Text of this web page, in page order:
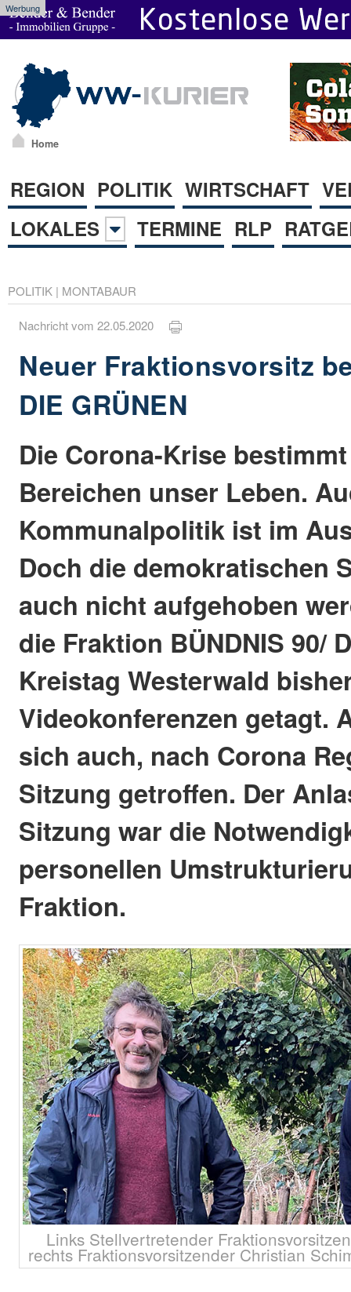
Werbung
Home
REGION POLITIK WIRTSCHAFT
LOKALES
TERMINE RLP
POLITIK | MONTABAUR
Nachricht vom 22.05.2020
Neuer Fraktionsvorsitz
DIE GRÜNEN
Die Corona-Krise
Bereichen unser Leben.
Kommunalpolitik ist im
Doch die demokratischen
auch nicht aufgehoben
die Fraktion BÜNDNIS 90/
Kreistag Westerwald
Videokonferenzen getagt.
sich auch, nach Corona
Sitzung getroffen. Der
Sitzung war die
personellen
Fraktion.
Links Stellvertretender
rechts Fraktionsvorsitzender Christian